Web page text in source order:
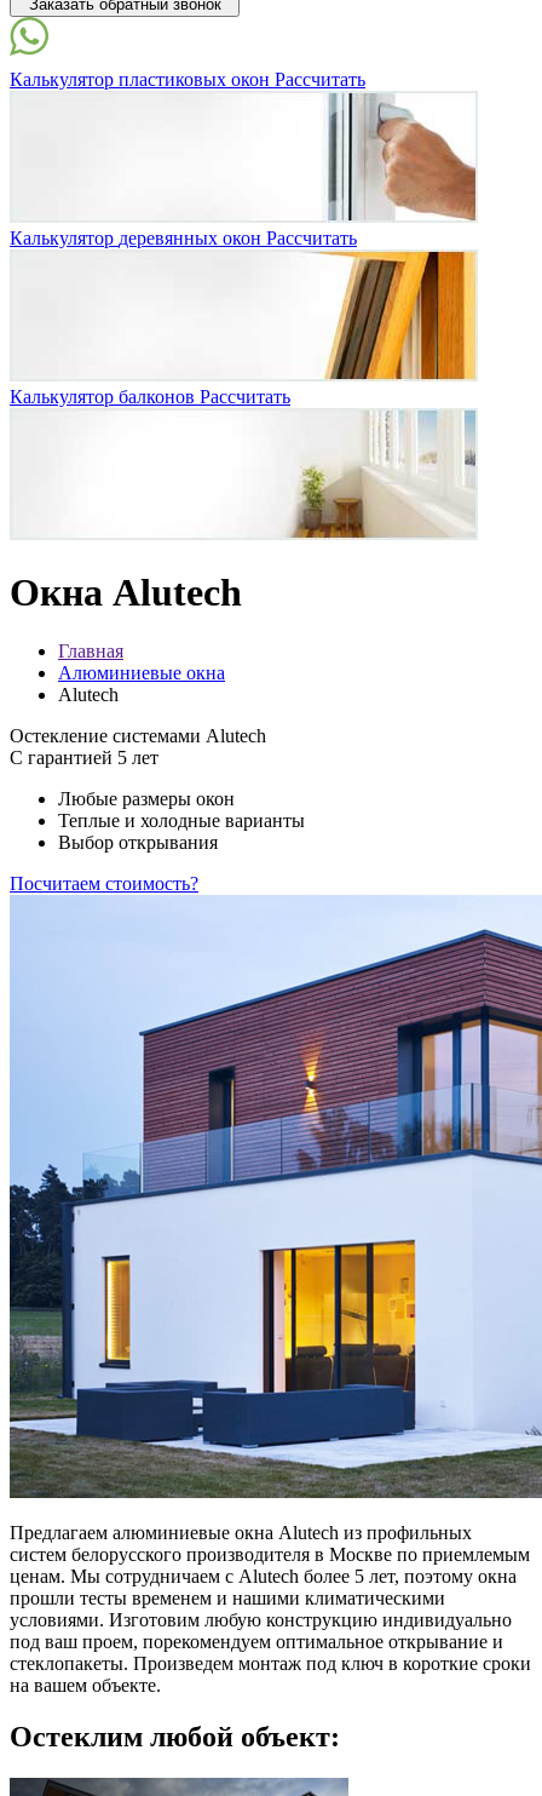
Заказать обратный звонок
Калькулятор пластиковых окон Рассчитать
Калькулятор деревянных окон Рассчитать
Калькулятор балконов Рассчитать
Окна Alutech
Главная
Алюминиевые окна
Alutech
Остекление системами Alutech
С гарантией 5 лет
Любые размеры окон
Теплые и холодные варианты
Выбор открывания
Посчитаем стоимость?
Предлагаем алюминиевые окна Alutech из профильных
систем белорусского производителя в Москве по приемлемым
ценам. Мы сотрудничаем с Alutech более 5 лет, поэтому окна
прошли тесты временем и нашими климатическими
условиями. Изготовим любую конструкцию индивидуально
под ваш проем, порекомендуем оптимальное открывание и
стеклопакеты. Произведем монтаж под ключ в короткие сроки
на вашем объекте.
Остеклим любой объект: